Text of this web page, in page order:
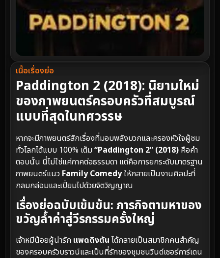
เนื้อเรื่องย่อ
Paddington 2 (2018): นิยามใหม่
ของภาพยนตร์ครอบครัวที่สมบูรณ์
แบบที่สุดในทศวรรษ
หากจะมีภาพยนตร์สักเรื่องที่มอบพลังบวกและครองหัวใจผู้ชม
ทั่วโลกได้แบบ 100% เต็ม“Paddington 2” (2018) คือคำ
ตอบนั้น นี่ไม่ใช่แค่ภาคต่อธรรมดา แต่คือการยกระดับมาตรฐาน
ภาพยนตร์แนว Family Comedyให้กลายเป็นงานศิลปะที่
กลมกล่อมและเปี่ยมไปด้วยจิตวิญญาณ
เรื่องย่อฉบับเข้มข้น: ภารกิจตามหาของ
ขวัญล้ำค่าสู่วีรกรรมครั้งใหญ่
เจ้าหมีน้อยผู้น่ารัก แพดดิงตัน ได้กลายเป็นสมาชิกคนสำคัญ
ของครอบครัวบราวน์และเป็นที่รักของชุมชนวินด์เซอร์การ์เดน